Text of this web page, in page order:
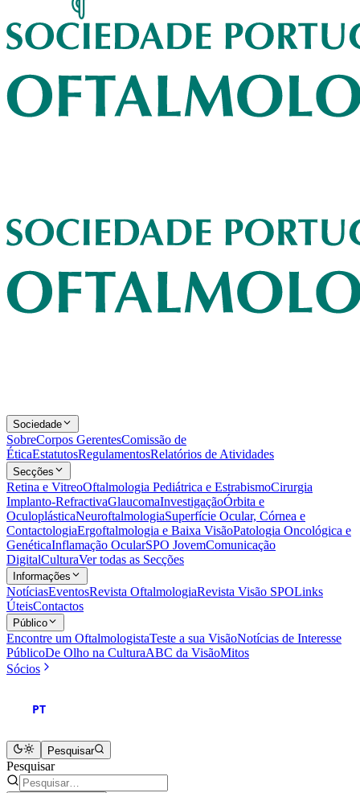
Sociedade
SobreCorpos GerentesComissão de
ÉticaEstatutosRegulamentosRelatórios de Atividades
Secções
Retina e VitreoOftalmologia Pediátrica e EstrabismoCirurgia
Implanto-RefractivaGlaucomaInvestigaçãoÓrbita e
OculoplásticaNeuroftalmologiaSuperfície Ocular, Córnea e
ContactologiaErgoftalmologia e Baixa VisãoPatologia Oncológica e
GenéticaInflamação OcularSPO JovemComunicação
DigitalCulturaVer todas as Secções
Informações
NotíciasEventosRevista OftalmologiaRevista Visão SPOLinks
ÚteisContactos
Público
Encontre um OftalmologistaTeste a sua VisãoNotícias de Interesse
PúblicoDe Olho na CulturaABC da VisãoMitos
Sócios
PT
Pesquisar
Pesquisar